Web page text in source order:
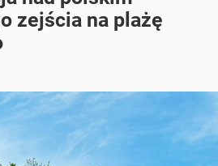
zejścia na plażę